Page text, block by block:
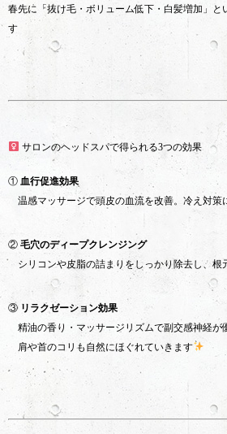
春先に「抜け毛・ボリューム低下・白髪増加」と
す
サロンのヘッドスパで得られる3つの効果
① 血行促進効果
温感マッサージで頭皮の血流を改善。冷え対
② 毛穴のディープクレンジング
シリコンや皮脂の詰まりをしっかり除去し、根
③ リラクゼーション効果
精油の香り・マッサージリズムで副交感神経が
肩や首のコリも自然にほぐれていきます